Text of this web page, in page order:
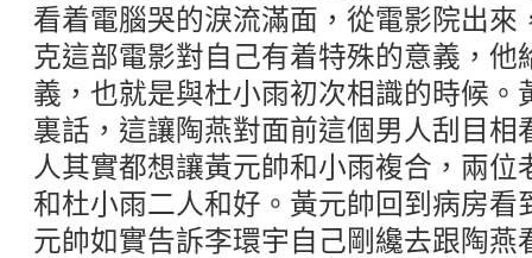
看着電腦哭的淚流滿面，從電影院出來
克這部電影對自己有着特殊的意義，他
義，也就是與杜小雨初次相識的時候。
裏話，這讓陶燕對面前這個男人刮目相
人其實都想讓黃元帥和小雨複合，兩位
和杜小雨二人和好。黃元帥回到病房看
元帥如實告訴李環宇自己剛纔去跟陶燕